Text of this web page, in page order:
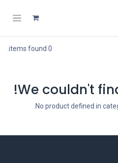
0 items found.
We couldn't
No product defined in